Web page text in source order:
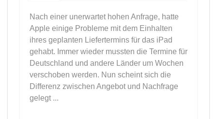
Nach einer unerwartet hohen Anfrage, hatte
Apple einige Probleme mit dem Einhalten
ihres geplanten Liefertermins für das iPad
gehabt. Immer wieder mussten die Termine für
Deutschland und andere Länder um Wochen
verschoben werden. Nun scheint sich die
Differenz zwischen Angebot und Nachfrage
gelegt ...